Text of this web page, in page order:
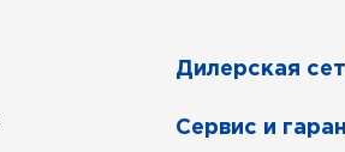
Дилерская
Сервис и